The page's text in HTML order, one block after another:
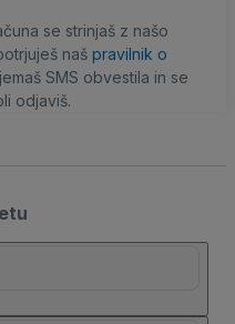
se strinjaš z našo
naš pravilnik o
SMS obvestila in se
odjaviš.